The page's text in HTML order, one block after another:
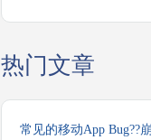
热门文章
常见的移动App Bug??